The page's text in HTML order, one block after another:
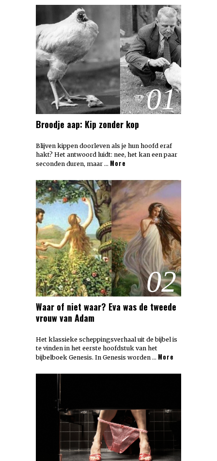
01
Broodje aap: Kip zonder kop
Blijven kippen doorleven als je hun hoofd eraf
hakt? Het antwoord luidt: nee, het kan een paar
seconden duren, maar … More
02
Waar of niet waar? Eva was de tweede
vrouw van Adam
Het klassieke scheppingsverhaal uit de bijbel is
te vinden in het eerste hoofdstuk van het
bijbelboek Genesis. In Genesis worden … More